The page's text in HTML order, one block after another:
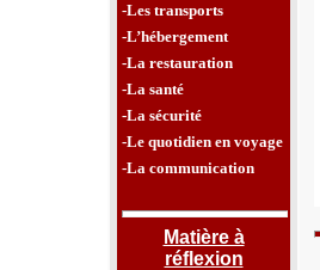
-Les transports
-L’hébergement
-La restauration
-La santé
-La sécurité
-Le quotidien en voyage
-La communication
Matière à
réflexion